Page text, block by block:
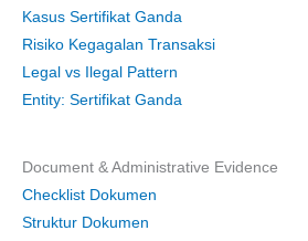
Kasus Sertifikat Ganda
Risiko Kegagalan Transaksi
Legal vs Ilegal Pattern
Entity: Sertifikat Ganda
Document & Administrative Evidence
Checklist Dokumen
Struktur Dokumen